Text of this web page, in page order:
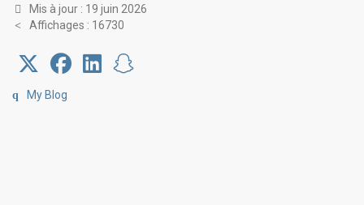
Mis à jour : 19 juin 2026
Affichages : 16730
My Blog